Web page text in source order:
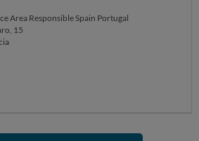
Area Responsible Spain Portugal
15